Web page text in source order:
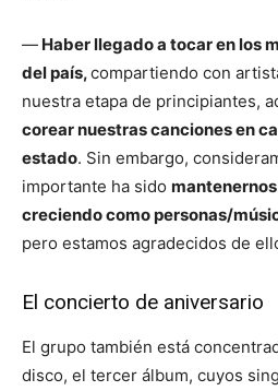
— Haber llegado a tocar en los
del país,compartiendo con
nuestra etapa de principiantes,
corear nuestras canciones en
estado. Sin embargo,
importante ha sido
creciendo como personas/
pero estamos agradecidos de
El concierto de aniversario
El grupo también está
disco, el tercer álbum, cuyos